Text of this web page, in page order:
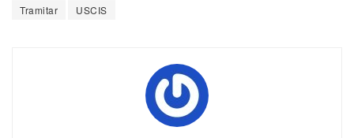
Tramitar
USCIS